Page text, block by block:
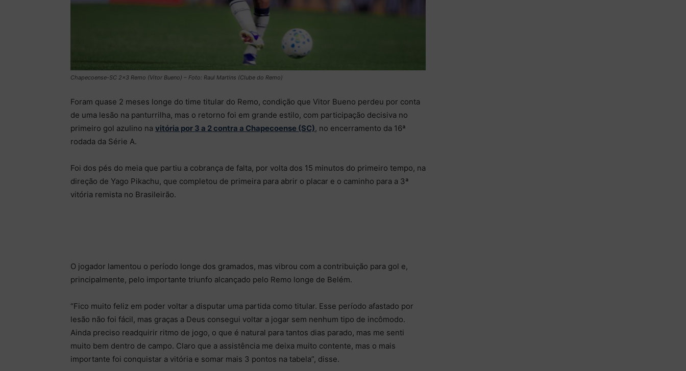
Chapecoense-SC 2×3 Remo (Vitor Bueno) – Foto: Raul Martins (Clube do Remo)
Foram quase 2 meses longe do time titular do Remo, condição que Vitor Bueno perdeu por conta
de uma lesão na panturrilha, mas o retorno foi em grande estilo, com participação decisiva no
primeiro gol azulino na vitória por 3 a 2 contra a Chapecoense (SC), no encerramento da 16ª
rodada da Série A.
Foi dos pés do meia que partiu a cobrança de falta, por volta dos 15 minutos do primeiro tempo, na
direção de Yago Pikachu, que completou de primeira para abrir o placar e o caminho para a 3ª
vitória remista no Brasileirão.
O jogador lamentou o período longe dos gramados, mas vibrou com a contribuição para gol e,
principalmente, pelo importante triunfo alcançado pelo Remo longe de Belém.
“Fico muito feliz em poder voltar a disputar uma partida como titular. Esse período afastado por
lesão não foi fácil, mas graças a Deus consegui voltar a jogar sem nenhum tipo de incômodo.
Ainda preciso readquirir ritmo de jogo, o que é natural para tantos dias parado, mas me senti
muito bem dentro de campo. Claro que a assistência me deixa muito contente, mas o mais
importante foi conquistar a vitória e somar mais 3 pontos na tabela”, disse.